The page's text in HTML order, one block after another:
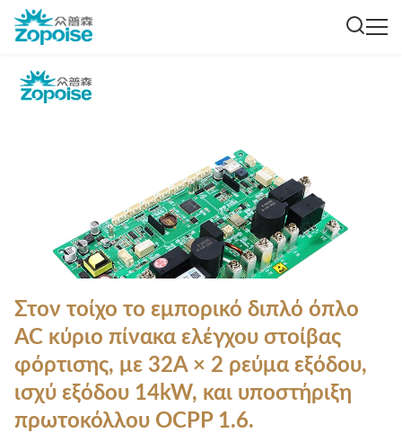
Στον τοίχο το εμπορικό διπλό όπλο
AC κύριο πίνακα ελέγχου στοίβας
φόρτισης, με 32A × 2 ρεύμα εξόδου,
ισχύ εξόδου 14kW, και υποστήριξη
πρωτοκόλλου OCPP 1.6.